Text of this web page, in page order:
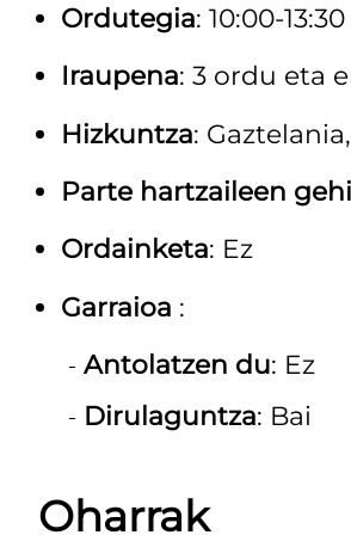
Ordutegia: 10:00-13:30
Iraupena: 3 ordu eta
Hizkuntza:
Parte hartzaileen
Ordainketa: Ez
Garraioa :
Antolatzen du: Ez
Dirulaguntza: Bai
Oharrak